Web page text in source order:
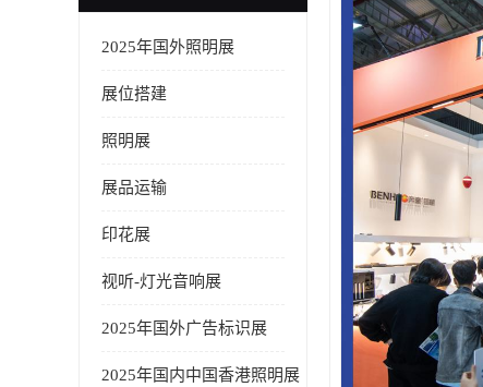
2025年国外照明展
展位搭建
照明展
展品运输
印花展
视听-灯光音响展
2025年国外广告标识展
2025年国内中国香港照明展